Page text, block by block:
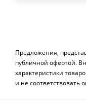
Предложения,
публичной офертой.
характеристики
и не соответствовать